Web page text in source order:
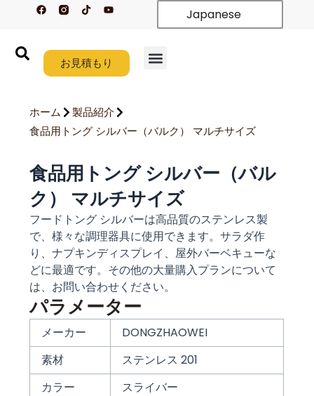
フ
ェ
ッ
テ
ィ
Y
o
b
e
Japanese
お見積もり
ホーム
製品紹介
食品用トング シルバー（バルク） マルチサイズ
食品用トング シルバー（バル
ク） マルチサイズ
フードトング シルバーは高品質のステンレス製
で、様々な調理器具に使用できます。サラダ作
り、ナプキンディスプレイ、屋外バーベキューな
どに最適です。その他の大量購入プランについて
は、お問い合わせください。
パラメーター
メーカー
DONGZHAOWEI
素材
ステンレス 201
カラー
スライバー